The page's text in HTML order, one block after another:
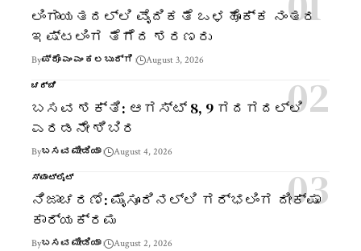
ಲಿಂಗಾಯತದಲ್ಲಿ ವೈದಿಕತೆ ಒಳಹೊಕ್ಕ ನಂತರ
ಇಷ್ಟಲಿಂಗ ತೆಗೆದ ಶರಣರು
Byಪ್ರೊ ಎಂ ಎಂ ಕಲಬುರ್ಗಿ August 3, 2026
ಚರ್ಚೆ
ಬಸವ ಶಕ್ತಿ: ಆಗಸ್ಟ್ 8, 9 ಗದಗದಲ್ಲಿ
ಎರಡನೇ ಶಿಬಿರ
Byಬಸವ ಮೀಡಿಯಾ August 4, 2026
ಸ್ಪಾಟ್‌ಲೈಟ್
ನಿಜಾಚರಣೆ: ಮೈಸೂರಿನಲ್ಲಿ ಗರ್ಭಲಿಂಗ ದೀಕ್ಷಾ
ಕಾರ್ಯಕ್ರಮ
Byಬಸವ ಮೀಡಿಯಾ August 2, 2026